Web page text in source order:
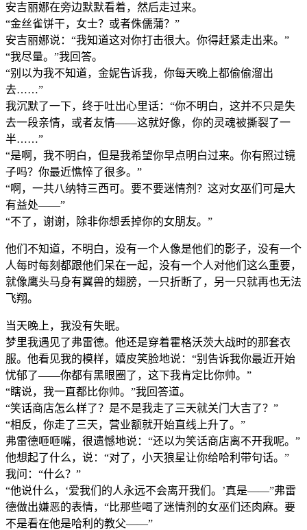
安吉丽娜在旁边默默看着，然后走过来。
“金丝雀饼干，女士？或者侏儒蒲？”
安吉丽娜说：“我知道这对你打击很大。你得赶紧走出来。”
“我尽量。”我回答。
“别以为我不知道，金妮告诉我，你每天晚上都偷偷溜出
去……”
我沉默了一下，终于吐出心里话：“你不明白，这并不只是失
去一段亲情，或者友情——这就好像，你的灵魂被撕裂了一
半……”
“是啊，我不明白，但是我希望你早点明白过来。你有照过镜
子吗？你最近憔悴了很多。”
“啊，一共八纳特三西可。要不要迷情剂？这对女巫们可是大
有益处——”
“不了，谢谢，除非你想丢掉你的女朋友。”
他们不知道，不明白，没有一个人像是他们的影子，没有一个
人每时每刻都跟他们呆在一起，没有一个人对他们这么重要，
就像鹰头马身有翼兽的翅膀，一只折断了，另一只就再也无法
飞翔。
当天晚上，我没有失眠。
梦里我遇见了弗雷德。他还是穿着霍格沃茨大战时的那套衣
服。他看见我的模样，嬉皮笑脸地说：“别告诉我你最近开始
忧郁了——你都有黑眼圈了，这下我肯定比你帅。”
“瞎说，我一直都比你帅。”我回答道。
“笑话商店怎么样了？是不是我走了三天就关门大吉了？”
“相反，你走了三天，营业额就开始直线上升了。”
弗雷德咂咂嘴，很遗憾地说：“还以为笑话商店离不开我呢。”
他想起了什么，说：“对了，小天狼星让你给哈利带句话。”
我问：“什么？”
“他说什么，‘爱我们的人永远不会离开我们。’真是——”弗雷
德做出嫌恶的表情，“比那些喝了迷情剂的女巫们还肉麻。要
不是看在他是哈利的教父——”